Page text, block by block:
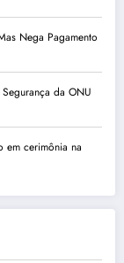
Nega Pagamento
da ONU
em cerimônia na